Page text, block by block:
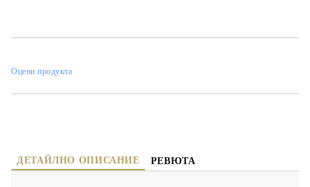
Оцени продукта
ДЕТАЙЛНО ОПИСАНИЕ РЕВЮТА